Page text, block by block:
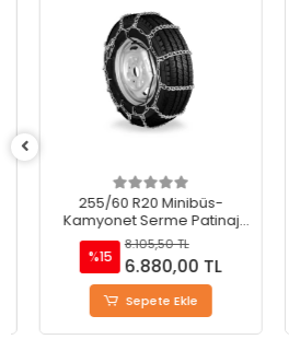
255/60 R20 Minibüs-
Kamyonet Serme Patinaj
Zinciri - M220
8.105,50 TL
6.880,00 TL
Sepete Ekle